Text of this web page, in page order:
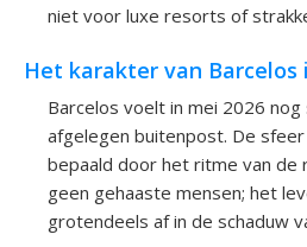
niet voor luxe resorts of
Het karakter van Barcelos
Barcelos voelt in mei 2026
afgelegen buitenpost. De
bepaald door het ritme van de
geen gehaaste mensen; het
grotendeels af in de schaduw